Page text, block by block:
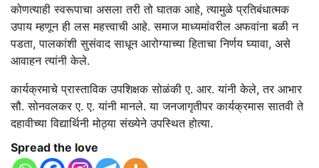
कोणत्याही स्वरूपाचा असला तरी तो घातक आहे, त्यामुळे प्रतिबंधात्मक
उपाय म्हणून ही लस महत्त्वाची आहे. समाज माध्यमांवरील अफवांना बळी न
पडता, पालकांशी सुसंवाद साधून आरोग्याच्या हिताचा निर्णय घ्यावा, असे
आवाहन त्यांनी केले.
कार्यक्रमाचे प्रास्ताविक उपशिक्षक सोळंकी ए. आर. यांनी केले, तर आभार
सौ. सोनवलकर ए. ए. यांनी मानले. या जनजागृतीपर कार्यक्रमास सातवी ते
दहावीच्या विद्यार्थिनी मोठ्या संख्येने उपस्थित होत्या.
Spread the love